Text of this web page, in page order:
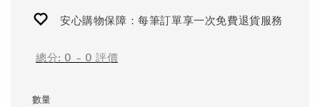
安心購物保障：每筆訂單享一次免費退貨服務
總分: 0 - 0 評價
數量